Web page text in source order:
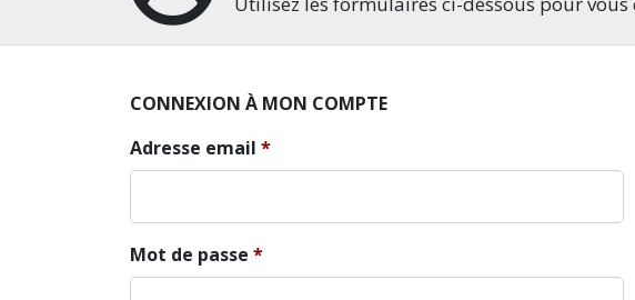
CONNEXION À MON COMPTE
Adresse email
Mot de passe